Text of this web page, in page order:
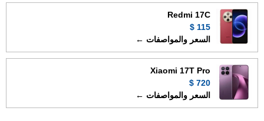
Redmi 17C
115 $
السعر والمواصفات ←
Xiaomi 17T Pro
720 $
السعر والمواصفات ←